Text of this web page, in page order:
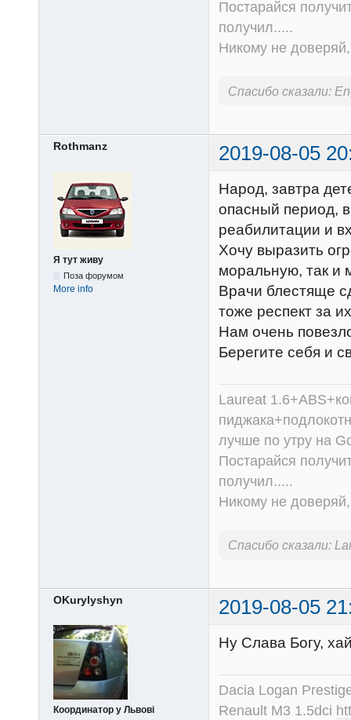
Постарайся
получил.....
Никому не
Спасибо сказали:
Rothmanz 2019-08-05
Я тут живу
Поза форумом
More info
Народ, завтра
опасный период,
реабилитации и
Хочу выразить
моральную, так и
Врачи блестяще
тоже респект за
Нам очень
Берегите себя и
Laureat
лучше по утру на
Постарайся
получил.....
Никому не
Спасибо сказали:
OKurylyshyn 2019-08-05
Координатор у Львові
Ну Слава Богу,
Dacia Logan
Renault M3 1.5dci